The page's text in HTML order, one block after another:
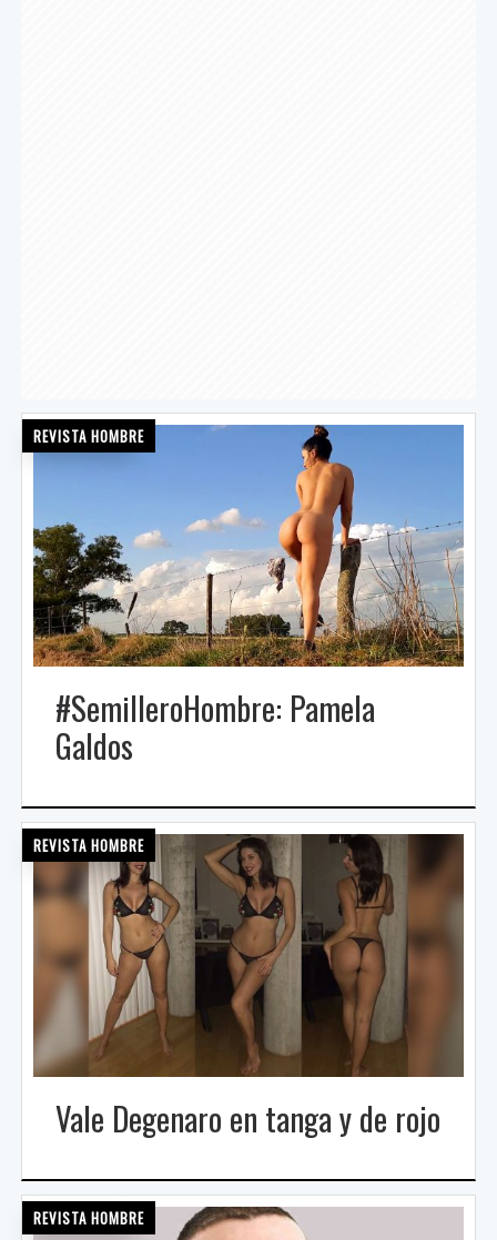
REVISTA HOMBRE
#SemilleroHombre: Pamela
Galdos
REVISTA HOMBRE
Vale Degenaro en tanga y de rojo
REVISTA HOMBRE